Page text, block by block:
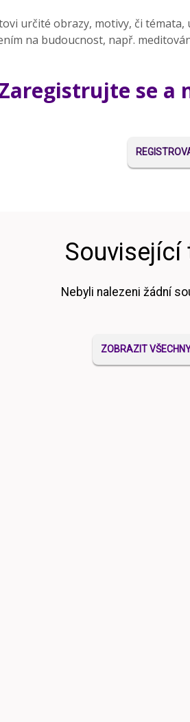
určité obrazy, motivy, či
na budoucnost, např.
se
Související
Nebyli nalezeni žádní
ZOBRAZIT